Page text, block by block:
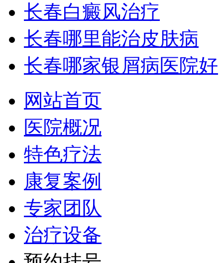
长春白癜风治疗
长春哪里能治皮肤病
长春哪家银屑病医院好
网站首页
医院概况
特色疗法
康复案例
专家团队
治疗设备